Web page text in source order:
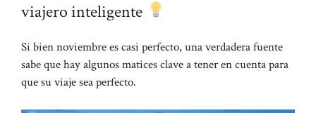
viajero inteligente
Si bien noviembre es casi perfecto, una verdadera fuente
sabe que hay algunos matices clave a tener en cuenta para
que su viaje sea perfecto.